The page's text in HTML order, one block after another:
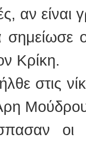
αν είναι
Κρίκη.
στις
Μούδρου